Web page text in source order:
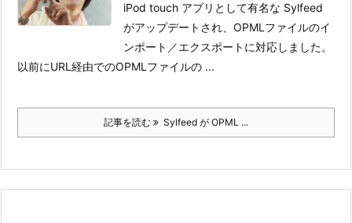
iPod touch アプリとして有名な Sylfeed
がアップデートされ、OPMLファイルのイ
ンポート／エクスポートに対応しました。
以前にURL経由でのOPMLファイルの ...
記事を読む Sylfeed が OPML ...